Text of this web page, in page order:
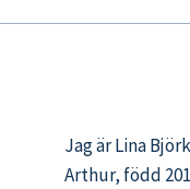
Jag är Lina
Arthur, född